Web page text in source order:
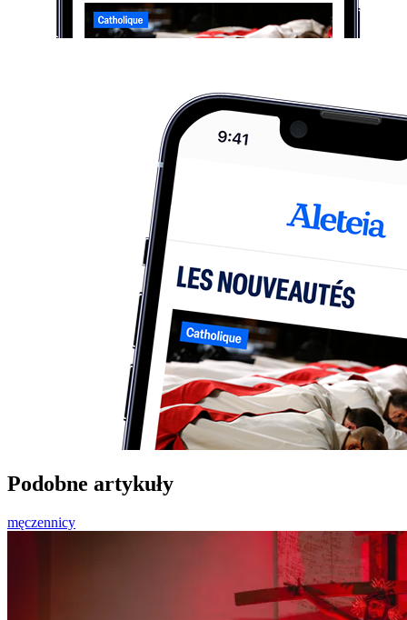
Podobne artykuły
męczennicy